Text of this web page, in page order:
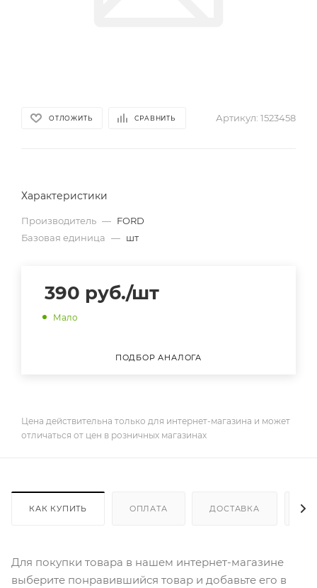
ОТЛОЖИТЬ СРАВНИТЬ Артикул: 1523458
Характеристики
Производитель — FORD
Базовая единица — шт
390 руб./шт
Мало
ПОДБОР АНАЛОГА
Цена действительна только для интернет-магазина и может
отличаться от цен в розничных магазинах
КАК КУПИТЬ ОПЛАТА ДОСТАВКА
Для покупки товара в нашем интернет-магазине
выберите понравившийся товар и добавьте его в